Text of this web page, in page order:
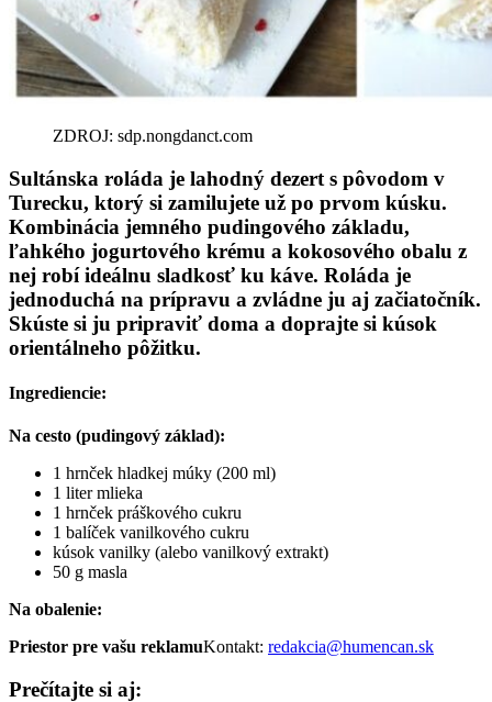
ZDROJ: sdp.nongdanct.com
Sultánska roláda je lahodný dezert s pôvodom v
Turecku, ktorý si zamilujete už po prvom kúsku.
Kombinácia jemného pudingového základu,
ľahkého jogurtového krému a kokosového obalu z
nej robí ideálnu sladkosť ku káve. Roláda je
jednoduchá na prípravu a zvládne ju aj začiatočník.
Skúste si ju pripraviť doma a doprajte si kúsok
orientálneho pôžitku.
Ingrediencie:
Na cesto (pudingový základ):
1 hrnček hladkej múky (200 ml)
1 liter mlieka
1 hrnček práškového cukru
1 balíček vanilkového cukru
kúsok vanilky (alebo vanilkový extrakt)
50 g masla
Na obalenie:
Priestor pre vašu reklamuKontakt: redakcia@humencan.sk
Prečítajte si aj: